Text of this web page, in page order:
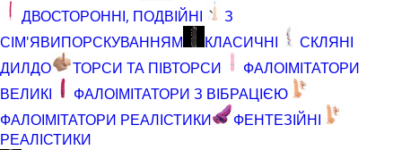
ДВОСТОРОННІ, ПОДВІЙНІ
З
СІМ'ЯВИПОРСКУВАННЯМ
КЛАСИЧНІ
СКЛЯНІ
ДИЛДО
ТОРСИ ТА ПІВТОРСИ
ФАЛОІМІТАТОРИ
ВЕЛИКІ
ФАЛОІМІТАТОРИ З ВІБРАЦІЄЮ
ФАЛОІМІТАТОРИ РЕАЛІСТИКИ
ФЕНТЕЗІЙНІ
РЕАЛІСТИКИ